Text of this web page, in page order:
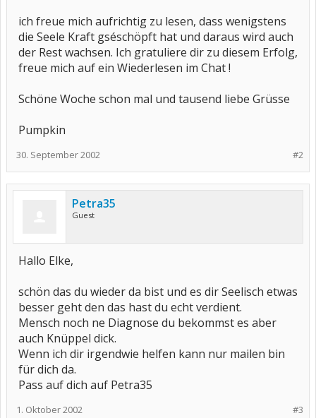
ich freue mich aufrichtig zu lesen, dass wenigstens
die Seele Kraft gséschöpft hat und daraus wird auch
der Rest wachsen. Ich gratuliere dir zu diesem Erfolg,
freue mich auf ein Wiederlesen im Chat !
Schöne Woche schon mal und tausend liebe Grüsse
Pumpkin
#2
30. September 2002
Petra35
Guest
Hallo Elke,
schön das du wieder da bist und es dir Seelisch etwas
besser geht den das hast du echt verdient.
Mensch noch ne Diagnose du bekommst es aber
auch Knüppel dick.
Wenn ich dir irgendwie helfen kann nur mailen bin
für dich da.
Pass auf dich auf Petra35
#3
1. Oktober 2002